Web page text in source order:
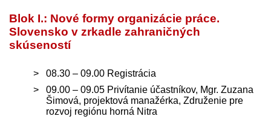
Blok I.: Nové formy organizácie práce.
Slovensko v zrkadle zahraničných
skúseností
08.30 – 09.00 Registrácia
09.00 – 09.05 Privítanie účastníkov, Mgr. Zuzana
Šimová, projektová manažérka, Združenie pre
rozvoj regiónu horná Nitra